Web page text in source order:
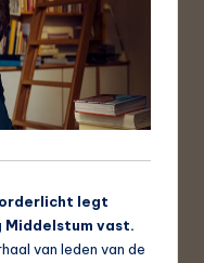
legt
Middelstum vast.
van leden van de